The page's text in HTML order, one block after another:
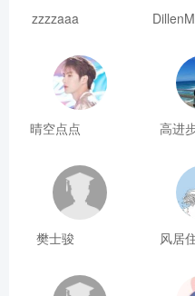
zzzzaaa
晴空点点 高进
樊士骏 风居